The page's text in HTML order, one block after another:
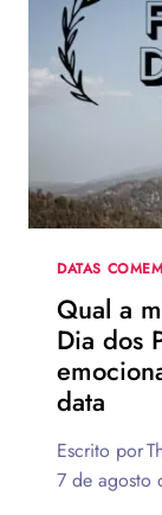
DATAS
Qual a
Dia dos
data
Escrito por
7 de agosto